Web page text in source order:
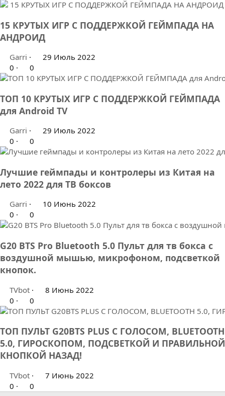
15 КРУТЫХ ИГР С ПОДДЕРЖКОЙ ГЕЙМПАДА НА
АНДРОИД
Garri
29 Июль 2022
0
0
ТОП 10 КРУТЫХ ИГР С ПОДДЕРЖКОЙ ГЕЙМПАДА
для Android TV
Garri
29 Июль 2022
0
0
Лучшие геймпады и контролеры из Китая на
лето 2022 для ТВ боксов
Garri
10 Июнь 2022
0
0
G20 BTS Pro Bluetooth 5.0 Пульт для тв бокса с
воздушной мышью, микрофоном, подсветкой
кнопок.
TVbot
8 Июнь 2022
0
0
ТОП ПУЛЬТ G20BTS PLUS С ГОЛОСОМ, BLUETOOTH
5.0, ГИРОСКОПОМ, ПОДСВЕТКОЙ И ПРАВИЛЬНОЙ
КНОПКОЙ НАЗАД!
TVbot
7 Июнь 2022
0
0